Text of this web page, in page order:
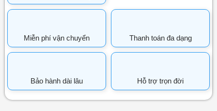
Miễn phí vận chuyển Thanh toán đa dạng
Bảo hành dài lâu Hỗ trợ trọn đời